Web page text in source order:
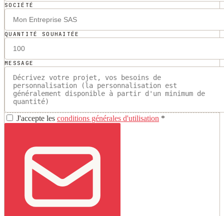
SOCIÉTÉ
QUANTITÉ SOUHAITÉE
MESSAGE
J'accepte les conditions générales d'utilisation *